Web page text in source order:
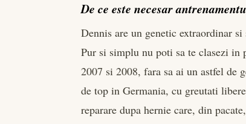
De ce este necesar
Dennis are un genetic extraordinar
Pur si simplu nu poti sa te clasezi
2007 si 2008, fara sa ai un astfel
de top in Germania, cu greutati
reparare dupa hernie care, din